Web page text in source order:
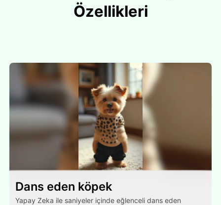
Özellikleri
Dans eden köpek
Yapay Zeka ile saniyeler içinde eğlenceli dans eden